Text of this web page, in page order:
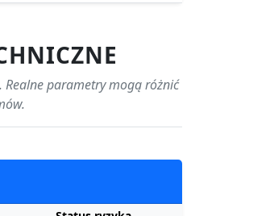
Realne parametry mogą różnić